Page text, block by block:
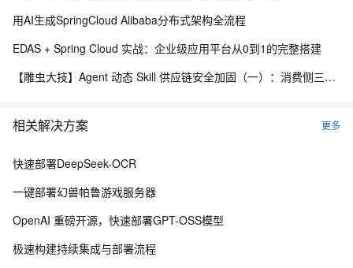
用AI生成SpringCloud Alibaba分布式架构全流程
EDAS + Spring Cloud 实战：企业级应用平台从0到1的完整搭建
【雕虫大技】Agent 动态 Skill 供应链安全加固（一）：消费侧三层防线实战
相关解决方案 更多
快速部署DeepSeek-OCR
一键部署幻兽帕鲁游戏服务器
OpenAI 重磅开源，快速部署GPT-OSS模型
极速构建持续集成与部署流程